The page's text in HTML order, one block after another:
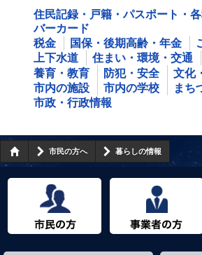
住民記録・戸籍・パスポート・
バーカード
税金
国保・後期高齢・年金
上下水道
住まい・環境・交通
養育・教育
防犯・安全
文化
市内の施設
市内の学校
まち
市政・行政情報
市民の方へ 暮らしの情報